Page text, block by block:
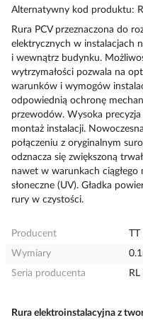
Alternatywny kod produktu:
Rura PCV przeznaczona do
elektrycznych w instalacjach
i wewnątrz budynku.
wytrzymałości pozwala na
warunków i wymogów
odpowiednią ochronę
przewodów. Wysoka
montaż instalacji.
połączeniu z oryginalnym
odznacza się zwiększoną
nawet w warunkach
słoneczne (UV). Gładka
rury w czystości.
Producent
TT
Wymiary
Seria producenta
Rura elektroinstalacyjna z